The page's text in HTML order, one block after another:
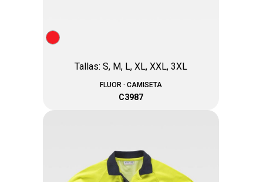
Tallas: S, M, L, XL, XXL, 3XL
FLUOR · CAMISETA
C3987